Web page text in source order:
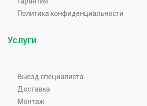
Политика конфиденциальности
Услуги
Выезд специалиста
Доставка
Монтаж